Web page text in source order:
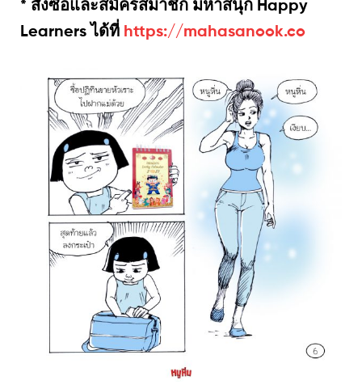
* สั่งซื้อและสมัครสมาชิก มหาสนุก Happy
Learners ได้ที่ https://mahasanook.co